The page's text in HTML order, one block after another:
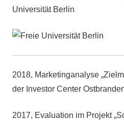
Universität Berlin
2018, Marketinganalyse
der Investor Center
2017, Evaluation im Projekt